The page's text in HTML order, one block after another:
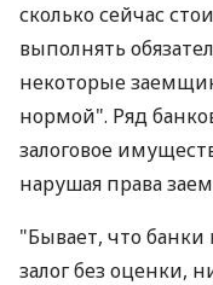
сколько сейчас
выполнять
некоторые
нормой". Ряд
залоговое
нарушая права
"Бывает, что
залог без оценки,